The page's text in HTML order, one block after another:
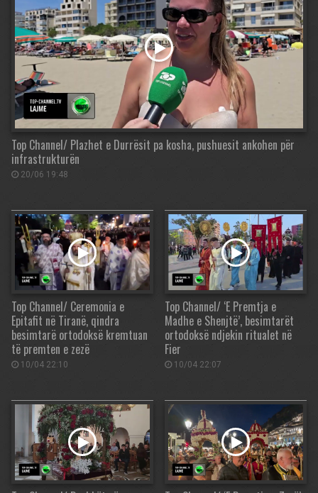
Top Channel/ Plazhet e Durrësit pa kosha, pushuesit ankohen për
infrastrukturën
20/06 19:48
Top Channel/ Ceremonia e
Epitafit në Tiranë, qindra
besimtarë ortodoksë kremtuan
të premten e zezë
10/04 22:10
Top Channel/ ‘E Premtja e
Madhe e Shenjtë’, besimtarët
ortodoksë ndjekin ritualet në
Fier
10/04 22:07